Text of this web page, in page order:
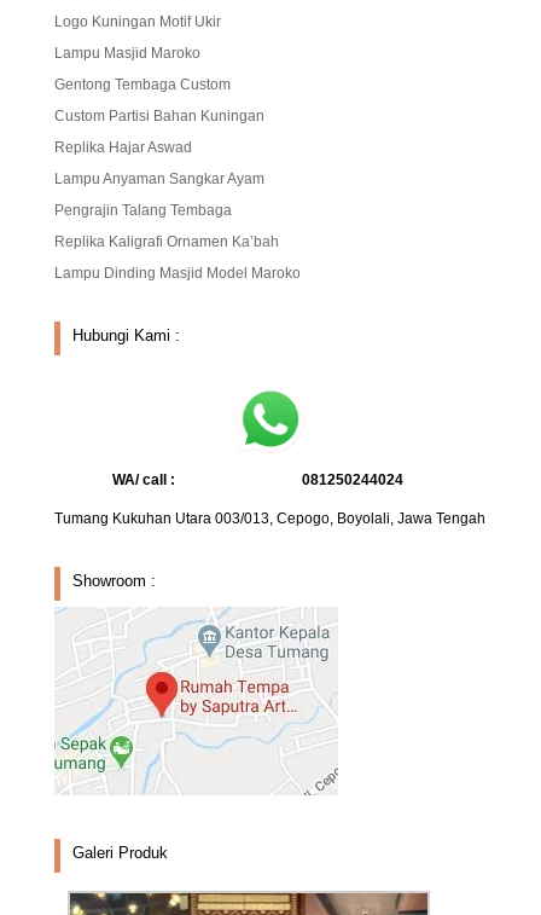
Logo Kuningan Motif Ukir
Lampu Masjid Maroko
Gentong Tembaga Custom
Custom Partisi Bahan Kuningan
Replika Hajar Aswad
Lampu Anyaman Sangkar Ayam
Pengrajin Talang Tembaga
Replika Kaligrafi Ornamen Ka’bah
Lampu Dinding Masjid Model Maroko
Hubungi Kami :
WA/ call : 081250244024
Tumang Kukuhan Utara 003/013, Cepogo, Boyolali, Jawa Tengah
Showroom :
Galeri Produk